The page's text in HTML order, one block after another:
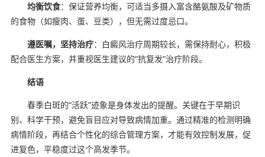
均衡饮食：保证营养均衡，可适当多摄入富含酪氨酸及矿物质
的食物（如瘦肉、蛋、豆类），但无需过度忌口。
遵医嘱，坚持治疗：白癜风治疗周期较长，需保持耐心，积极
配合医生方案，并重视医生建议的“抗复发”治疗阶段。
结语
春季白斑的“活跃”迹象是身体发出的提醒。关键在于早期识
别、科学干预，避免盲目应对导致病情加重。通过精准的检测明确
病情阶段，再结合个性化的综合管理方案，才能有效控制发展，促
进复色，平稳度过这个高发季节。